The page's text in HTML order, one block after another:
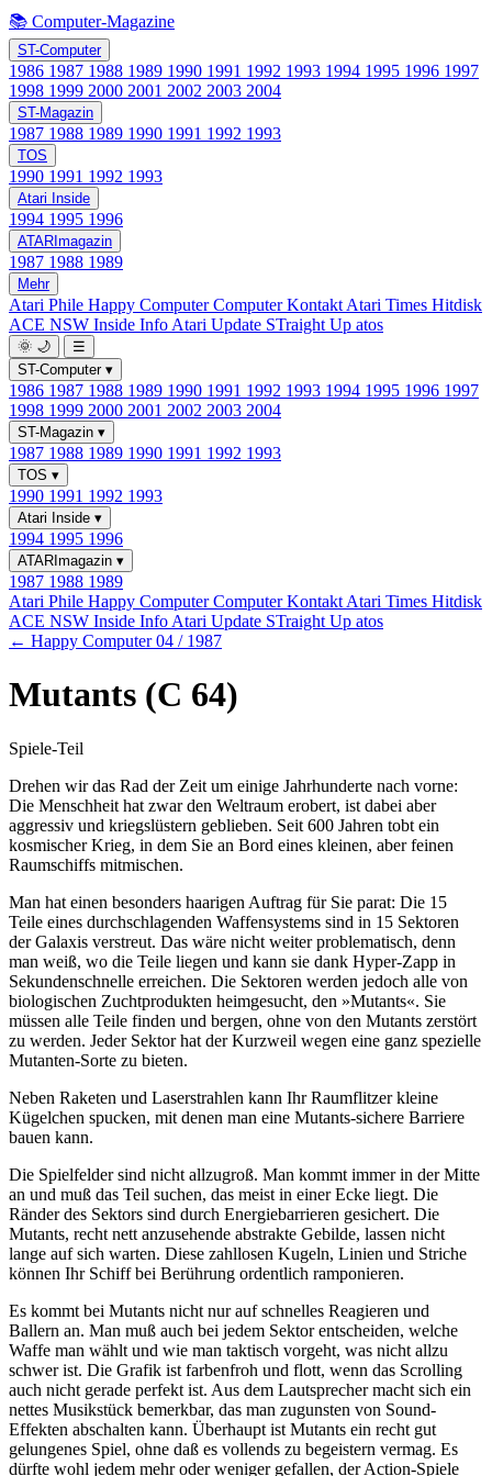
📚 Computer-Magazine
ST-Computer
1986 1987 1988 1989 1990 1991 1992 1993 1994 1995 1996 1997
1998 1999 2000 2001 2002 2003 2004
ST-Magazin
1987 1988 1989 1990 1991 1992 1993
TOS
1990 1991 1992 1993
Atari Inside
1994 1995 1996
ATARImagazin
1987 1988 1989
Mehr
Atari Phile Happy ComputerComputer Kontakt Atari Times Hitdisk
ACE NSW Inside Info Atari Update STraight Up atos
🌞 🌙
☰
ST-Computer ▾
1986 1987 1988 1989 1990 1991 1992 1993 1994 1995 1996 1997
1998 1999 2000 2001 2002 2003 2004
ST-Magazin ▾
1987 1988 1989 1990 1991 1992 1993
TOS ▾
1990 1991 1992 1993
Atari Inside ▾
1994 1995 1996
ATARImagazin ▾
1987 1988 1989
Atari Phile Happy ComputerComputer Kontakt Atari Times Hitdisk
ACE NSW Inside Info Atari Update STraight Up atos
← Happy Computer 04 / 1987
Mutants (C 64)
Spiele-Teil
Drehen wir das Rad der Zeit um einige Jahrhunderte nach vorne:
Die Menschheit hat zwar den Weltraum erobert, ist dabei aber
aggressiv und kriegslüstern geblieben. Seit 600 Jahren tobt ein
kosmischer Krieg, in dem Sie an Bord eines kleinen, aber feinen
Raumschiffs mitmischen.
Man hat einen besonders haarigen Auftrag für Sie parat: Die 15
Teile eines durchschlagenden Waffensystems sind in 15 Sektoren
der Galaxis verstreut. Das wäre nicht weiter problematisch, denn
man weiß, wo die Teile liegen und kann sie dank Hyper-Zapp in
Sekundenschnelle erreichen. Die Sektoren werden jedoch alle von
biologischen Zuchtprodukten heimgesucht, den »Mutants«. Sie
müssen alle Teile finden und bergen, ohne von den Mutants zerstört
zu werden. Jeder Sektor hat der Kurzweil wegen eine ganz spezielle
Mutanten-Sorte zu bieten.
Neben Raketen und Laserstrahlen kann Ihr Raumflitzer kleine
Kügelchen spucken, mit denen man eine Mutants-sichere Barriere
bauen kann.
Die Spielfelder sind nicht allzugroß. Man kommt immer in der Mitte
an und muß das Teil suchen, das meist in einer Ecke liegt. Die
Ränder des Sektors sind durch Energiebarrieren gesichert. Die
Mutants, recht nett anzusehende abstrakte Gebilde, lassen nicht
lange auf sich warten. Diese zahllosen Kugeln, Linien und Striche
können Ihr Schiff bei Berührung ordentlich ramponieren.
Es kommt bei Mutants nicht nur auf schnelles Reagieren und
Ballern an. Man muß auch bei jedem Sektor entscheiden, welche
Waffe man wählt und wie man taktisch vorgeht, was nicht allzu
schwer ist. Die Grafik ist farbenfroh und flott, wenn das Scrolling
auch nicht gerade perfekt ist. Aus dem Lautsprecher macht sich ein
nettes Musikstück bemerkbar, das man zugunsten von Sound-
Effekten abschalten kann. Überhaupt ist Mutants ein recht gut
gelungenes Spiel, ohne daß es vollends zu begeistern vermag. Es
dürfte wohl jedem mehr oder weniger gefallen, der Action-Spiele